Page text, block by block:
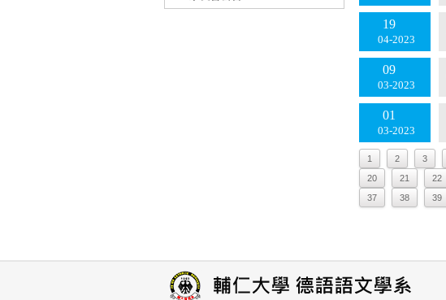
04 2023
19
03 2023
09
03 2023
01
1 2 3
20
21 22
37
38 39